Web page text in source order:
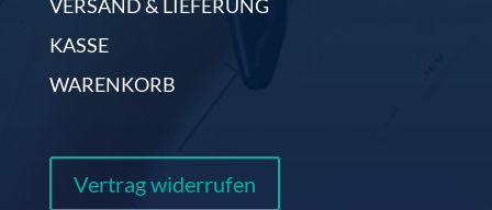
VERSAND & LIEFERUNG
KASSE
WARENKORB
Vertrag widerrufen